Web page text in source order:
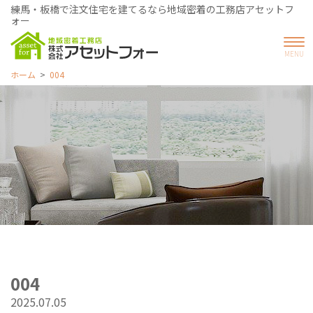
練馬・板橋で注文住宅を建てるなら地域密着の工務店アセットフ
ォー
ホーム 004
004
2025.07.05